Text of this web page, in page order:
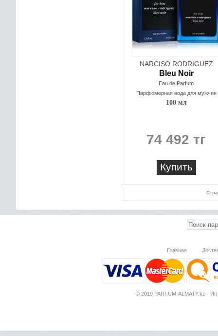
NARCISO RODRIGUEZ
Bleu Noir
Eau de Parfum
Парфюмерная вода для мужчин
100 мл
74 492 тг
Купить
Главная
© 2019 PARFUM-ALMATY.kz -